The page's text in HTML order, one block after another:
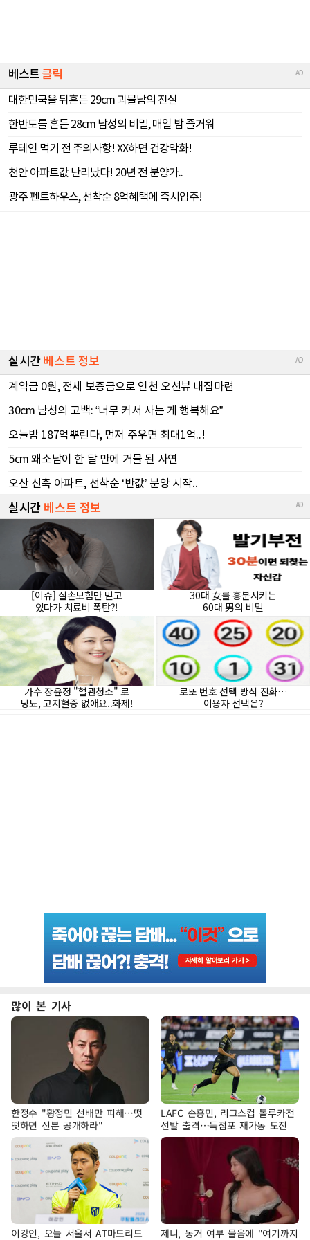
많이 본 기사
한정수 "황정민 선배만 피해…떳
떳하면 신분 공개하라"
LAFC 손흥민, 리그스컵 톨루카전
선발 출격…득점포 재가동 도전
이강인, 오늘 서울서 AT마드리드
제니, 동거 여부 물음에 "여기까지